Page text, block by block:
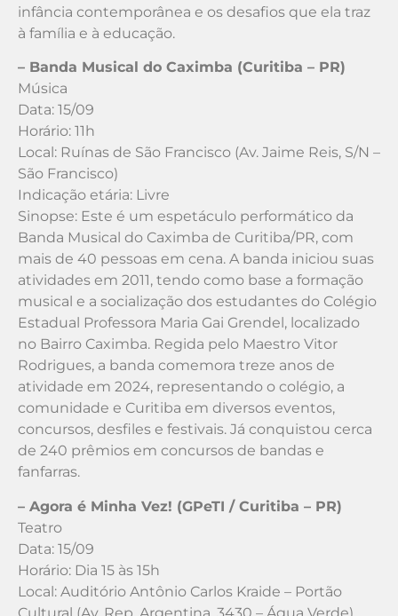
infância contemporânea e os desafios que ela traz
à família e à educação.
– Banda Musical do Caximba (Curitiba – PR)
Música
Data: 15/09
Horário: 11h
Local: Ruínas de São Francisco (Av. Jaime Reis, S/N –
São Francisco)
Indicação etária: Livre
Sinopse: Este é um espetáculo performático da
Banda Musical do Caximba de Curitiba/PR, com
mais de 40 pessoas em cena. A banda iniciou suas
atividades em 2011, tendo como base a formação
musical e a socialização dos estudantes do Colégio
Estadual Professora Maria Gai Grendel, localizado
no Bairro Caximba. Regida pelo Maestro Vitor
Rodrigues, a banda comemora treze anos de
atividade em 2024, representando o colégio, a
comunidade e Curitiba em diversos eventos,
concursos, desfiles e festivais. Já conquistou cerca
de 240 prêmios em concursos de bandas e
fanfarras.
– Agora é Minha Vez! (GPeTI / Curitiba – PR)
Teatro
Data: 15/09
Horário: Dia 15 às 15h
Local: Auditório Antônio Carlos Kraide – Portão
Cultural (Av. Rep. Argentina, 3430 – Água Verde)